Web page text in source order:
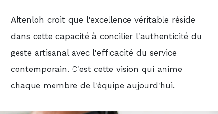
Altenloh croit que l'excellence véritable réside
dans cette capacité à concilier l'authenticité du
geste artisanal avec l'efficacité du service
contemporain. C'est cette vision qui anime
chaque membre de l'équipe aujourd'hui.